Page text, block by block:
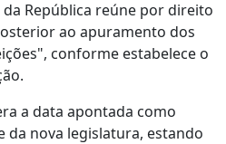
da República reúne por direito
ao apuramento dos
conforme estabelece o
a data apontada como
da nova legislatura, estando